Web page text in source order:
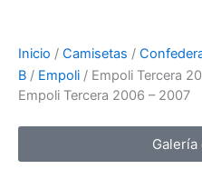
Inicio / Camisetas /
B / Empoli / Empoli Tercera
Empoli Tercera 2006 – 2007